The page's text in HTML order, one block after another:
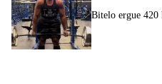
Bitelo ergue 420